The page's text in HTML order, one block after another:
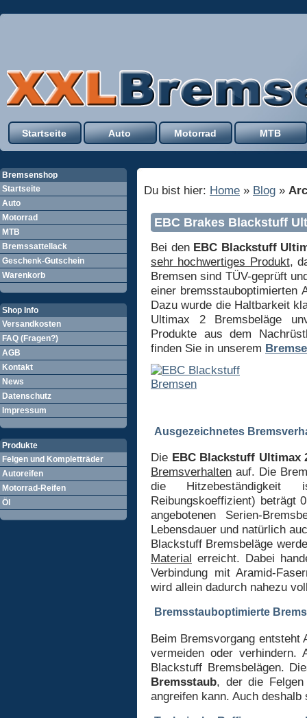
Startseite Auto Motorrad MTB
Bremsenshop
Startseite
Auto
Motorrad
MTB
Bremssattellack
Geschenk-Gutschein
Warenkorb
Shop Info
Versandkosten
FAQ (Fragen?)
AGB
Kontakt
News
Datenschutz
Impressum
Produkte
Felgen und Kompletträder
Autoreifen
Motorrad-Reifen
Öl
Du bist hier: Home » Blog »
EBC Brakes Blackstuff
Bei den EBC Blackstuff
sehr hochwertiges Produkt,
Bremsen sind TÜV-geprüft
einer bremsstauboptimierten
Dazu wurde die Haltbarkeit
Ultimax 2 Bremsbeläge
Produkte aus dem
finden Sie in unserem
Ausgezeichnetes
Die EBC Blackstuff Ultimax
Bremsverhalten auf. Die
die
Reibungskoeffizient) beträgt
angebotenen Serien-
Lebensdauer und natürlich
Blackstuff Bremsbeläge
Material erreicht. Dabei
Verbindung mit Aramid-
wird allein dadurch nahezu
Bremsstauboptimierte
Beim Bremsvorgang
vermeiden oder verhindern.
Blackstuff Bremsbelägen.
Bremsstaub, der die
angreifen kann. Auch